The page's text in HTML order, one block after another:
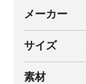
メーカー
サイズ
素材